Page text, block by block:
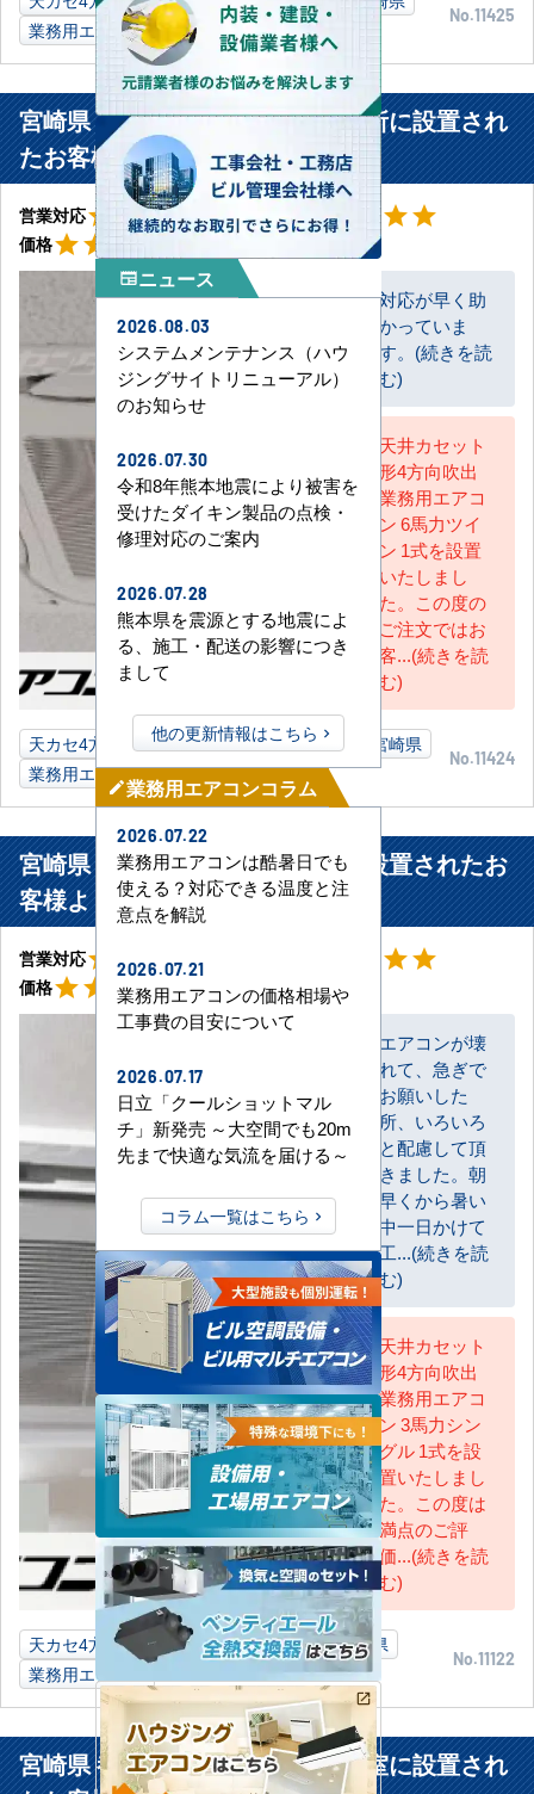
業務用エアコン
No.11425
宮崎県 延岡市 自動車販売業事務所に設置され
たお客様より
営業対応 星5
star starstarstarstar工事対応 星5
starstar starstar
価格 星5
starstar star
対応が早く助
かっていま
す。(続きを読
む)
AC担当
天井カセット
形4方向吹出
業務用エアコ
ン 6馬力ツイ
ン 1式を設置
いたしまし
た。この度の
ご注文ではお
客...(続きを読
む)
天カセ4方向 6馬力 自動車販売業事務所
宮崎県
業務用エアコン
No.11424
宮崎県 日向市 介護施設事務所に設置されたお
客様より
営業対応 星5
star starstarstarstar 星5
starstar
価格 星5
starstar starstarstar
エアコンが壊
れて、急ぎで
お願いした
所、いろいろ
と配慮して頂
きました。朝
早くから暑い
中一日かけて
工...(続きを読
む)
AC担当
天井カセット
形4方向吹出
業務用エアコ
ン 3馬力シン
グル 1式を設
置いたしまし
た。この度は
満点のご評
価...(続きを読
む)
天カセ4方向 3馬力 介護施設事務所
宮崎県
業務用エアコン
No.11122
宮崎県 都城市 自動車販売業休憩室に設置され
newspaperニュース
2026.08.03
システムメンテナンス（ハウ
ジングサイトリニューアル）
のお知らせ
2026.07.30
令和8年熊本地震により被害を
受けたダイキン製品の点検・
修理対応のご案内
2026.07.28
熊本県を震源とする地震によ
る、施工・配送の影響につき
まして
他の更新情報はこちら
mode_edit業務用エアコンコラム
2026.07.22
業務用エアコンは酷暑日でも
使える？対応できる温度と注
意点を解説
2026.07.21
業務用エアコンの価格相場や
工事費の目安について
2026.07.17
日立「クールショットマル
チ」新発売 ～大空間でも20m
先まで快適な気流を届ける～
コラム一覧はこちら